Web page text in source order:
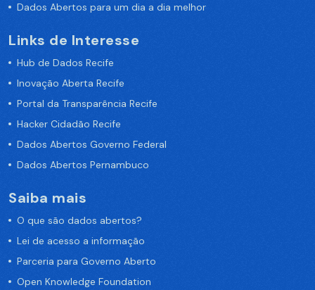
Dados Abertos para um dia a dia melhor
Links de Interesse
Hub de Dados Recife
Inovação Aberta Recife
Portal da Transparência Recife
Hacker Cidadão Recife
Dados Abertos Governo Federal
Dados Abertos Pernambuco
Saiba mais
O que são dados abertos?
Lei de acesso a informação
Parceria para Governo Aberto
Open Knowledge Foundation